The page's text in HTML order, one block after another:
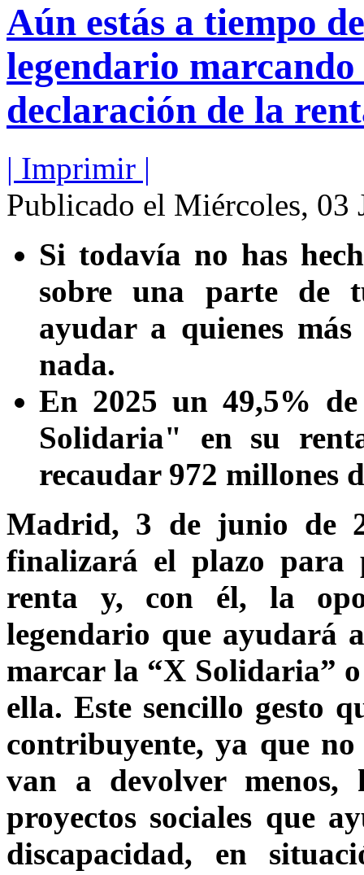
Aún estás a tiempo
legendario
declaración de la
| Imprimir |
Publicado el Miércoles, 03
Si todavía no has
sobre una parte de
ayudar a quienes
nada.
En 2025 un 49,5%
Solidaria" en su
recaudar 972 millones
Madrid, 3 de junio de
finalizará el plazo para
renta y, con él, la
legendario que ayudará
marcar la “X Solidaria” o
ella. Este sencillo gesto
contribuyente, ya que
van a devolver menos,
proyectos sociales que
discapacidad, en